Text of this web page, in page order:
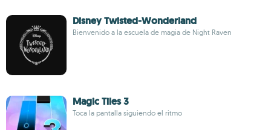
Disney Twisted-Wonderland
Bienvenido a la escuela de magia de Night Raven
Magic Tiles 3
Toca la pantalla siguiendo el ritmo